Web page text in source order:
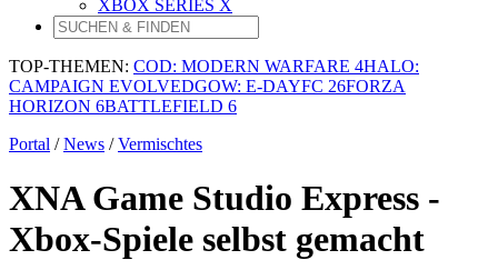
XBOX SERIES X
TOP-THEMEN: COD: MODERN WARFARE 4HALO:
CAMPAIGN EVOLVEDGOW: E-DAYFC 26FORZA
HORIZON 6BATTLEFIELD 6
Portal /News /Vermischtes
XNA Game Studio Express -
Xbox-Spiele selbst gemacht